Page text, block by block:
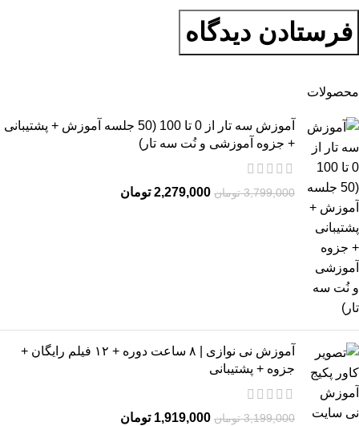
محصولات
آموزش سه تار از 0 تا 100 (50 جلسه آموزش + پشتیبانی
+ جزوه آموزشی و نُت سه تار)
3,799,000 تومان 2,279,000 تومان
آموزش نی نوازی | ۸ ساعت دوره + ۱۲ فیلم رایگان +
جزوه + پشتیبانی
3,199,000 تومان 1,919,000 تومان